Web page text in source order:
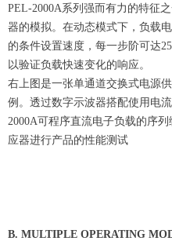
PEL-2000A系列强而有力的特征
器的模拟。在动态模式下，负载
的条件设置速度，每一步阶可达
以验证负载快速变化的响应。
右上图是一张单通道交换式电源
例。透过数字示波器搭配使用电
2000A可程序直流电子负载的序
应器进行产品的性能测试
B. MULTIPLE OPERATING